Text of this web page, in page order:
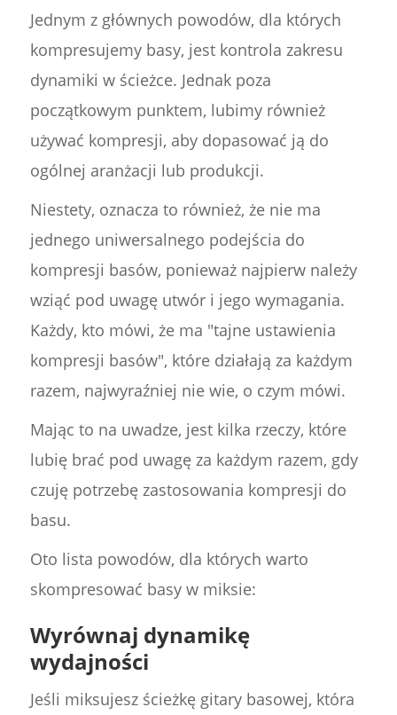
Jednym z głównych powodów, dla których
kompresujemy basy, jest kontrola zakresu
dynamiki w ścieżce. Jednak poza
początkowym punktem, lubimy również
używać kompresji, aby dopasować ją do
ogólnej aranżacji lub produkcji.
Niestety, oznacza to również, że nie ma
jednego uniwersalnego podejścia do
kompresji basów, ponieważ najpierw należy
wziąć pod uwagę utwór i jego wymagania.
Każdy, kto mówi, że ma "tajne ustawienia
kompresji basów", które działają za każdym
razem, najwyraźniej nie wie, o czym mówi.
Mając to na uwadze, jest kilka rzeczy, które
lubię brać pod uwagę za każdym razem, gdy
czuję potrzebę zastosowania kompresji do
basu.
Oto lista powodów, dla których warto
skompresować basy w miksie:
Wyrównaj dynamikę
wydajności
Jeśli miksujesz ścieżkę gitary basowej, która